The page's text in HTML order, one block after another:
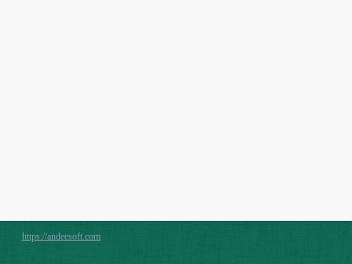
https://andeesoft.com